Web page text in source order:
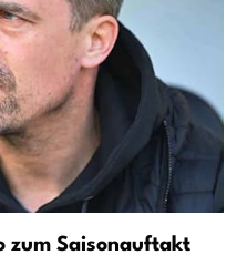
zum Saisonauftakt